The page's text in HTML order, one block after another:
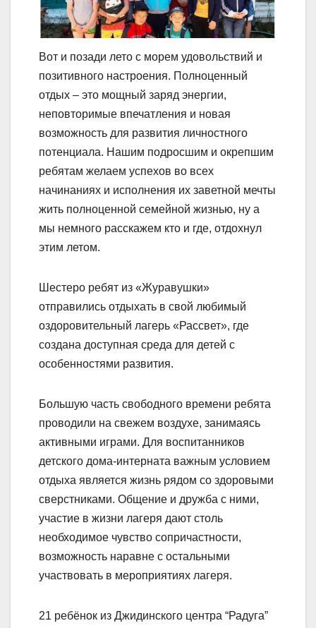
Вот и позади лето с морем удовольствий и
позитивного настроения. Полноценный
отдых – это мощный заряд энергии,
неповторимые впечатления и новая
возможность для развития личностного
потенциала. Нашим подросшим и окрепшим
ребятам желаем успехов во всех
начинаниях и исполнения их заветной мечты
жить полноценной семейной жизнью, ну а
мы немного расскажем кто и где, отдохнул
этим летом.
Шестеро ребят из «Журавушки»
отправились отдыхать в свой любимый
оздоровительный лагерь «Рассвет», где
создана доступная среда для детей с
особенностями развития.
Большую часть свободного времени ребята
проводили на свежем воздухе, занимаясь
активными играми. Для воспитанников
детского дома-интерната важным условием
отдыха является жизнь рядом со здоровыми
сверстниками. Общение и дружба с ними,
участие в жизни лагеря дают столь
необходимое чувство сопричастности,
возможность наравне с остальными
участвовать в мероприятиях лагеря.
21 ребёнок из Джидинского центра “Радуга”